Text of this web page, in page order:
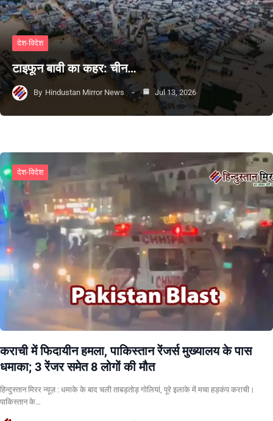
देश-विदेश
टाइफून बावी का कहर: चीन…
By Hindustan Mirror News Jul 13, 2026
देश-विदेश
कराची में फिदायीन हमला, पाकिस्तान रेंजर्स मुख्यालय के पास
धमाका; 3 रेंजर समेत 8 लोगों की मौत
हिन्दुस्तान मिरर न्यूज़ : धमाके के बाद चली ताबड़तोड़ गोलियां, पूरे इलाके में मचा हड़कंप कराची।
पाकिस्तान के…